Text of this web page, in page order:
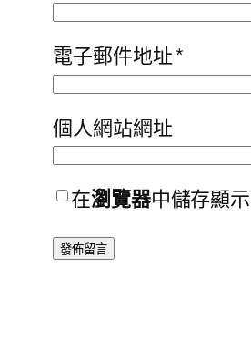
電子郵件地址*
個人網站網址
在瀏覽器中儲存顯